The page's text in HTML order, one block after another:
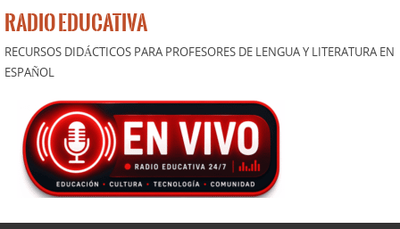
RADIO EDUCATIVA
RECURSOS DIDÁCTICOS PARA PROFESORES DE LENGUA Y LITERATURA EN
ESPAÑOL